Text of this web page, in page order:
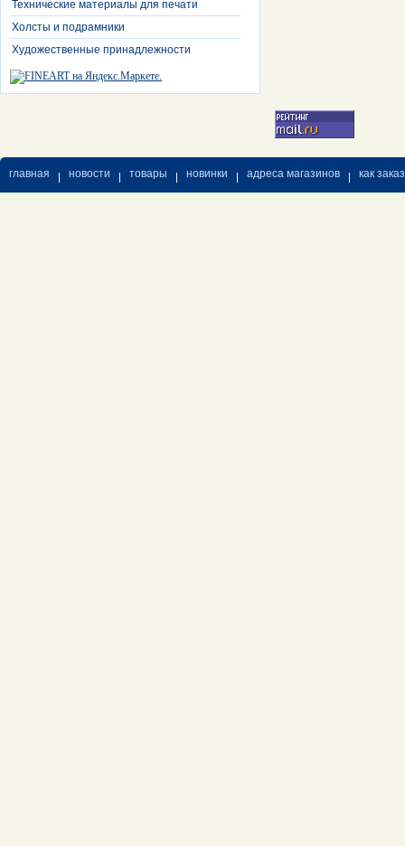
Технические материалы для печати
Холсты и подрамники
Художественные принадлежности
главная новости товары новинки адреса магазинов как